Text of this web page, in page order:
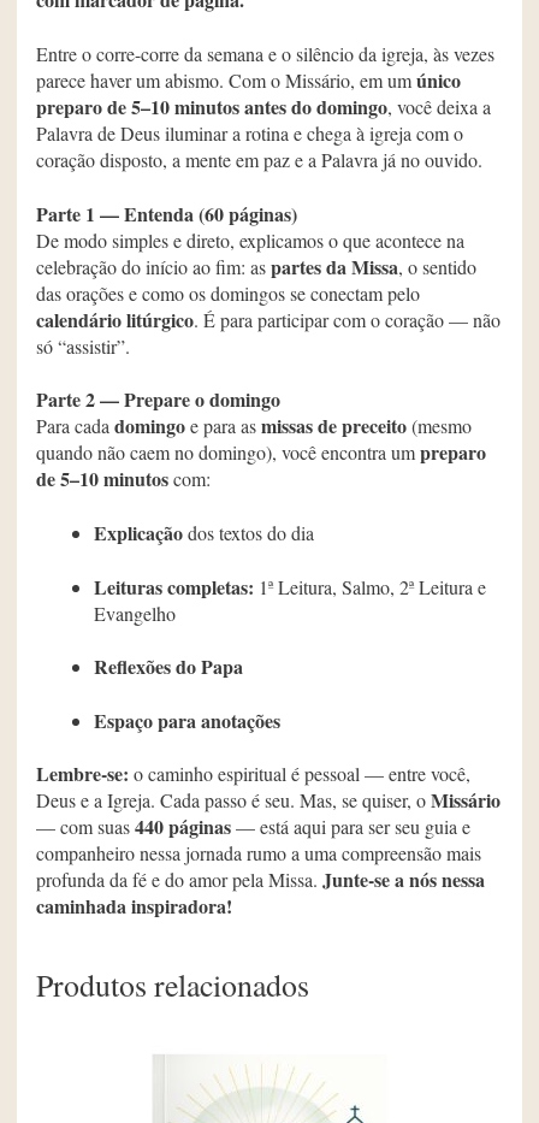
Entre o corre-corre da semana e o silêncio da igreja, às vezes
parece haver um abismo. Com o Missário, em umúnico
preparo de 5–10 minutos antes do domingo, você deixa a
Palavra de Deus iluminar a rotina e chega à igreja com o
coração disposto, a mente em paz e a Palavra já no ouvido.
Parte 1 — Entenda (60 páginas)
De modo simples e direto, explicamos o que acontece na
celebração do início ao fim: aspartes da Missa, o sentido
das orações e como os domingos se conectam pelo
calendário litúrgico. É para participar com o coração — não
só “assistir”.
Parte 2 — Prepare o domingo
Para cadadomingoe para asmissas de preceito(mesmo
quando não caem no domingo), você encontra umpreparo
de 5–10 minutoscom:
Explicaçãodos textos do dia
Leituras completas: 1ª Leitura, Salmo, 2ª Leitura e
Evangelho
Reflexões do Papa
Espaço para anotações
Lembre-se: o caminho espiritual é pessoal — entre você,
Deus e a Igreja. Cada passo é seu. Mas, se quiser, oMissário
— com suas440 páginas— está aqui para ser seu guia e
companheiro nessa jornada rumo a uma compreensão mais
profunda da fé e do amor pela Missa. Junte-se a nós nessa
caminhada inspiradora!
Produtos relacionados